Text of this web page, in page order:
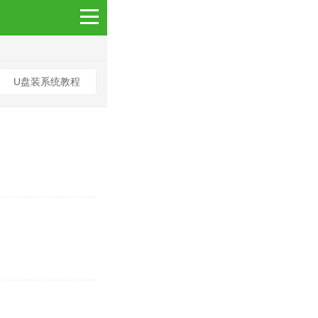
U盘装系统教程